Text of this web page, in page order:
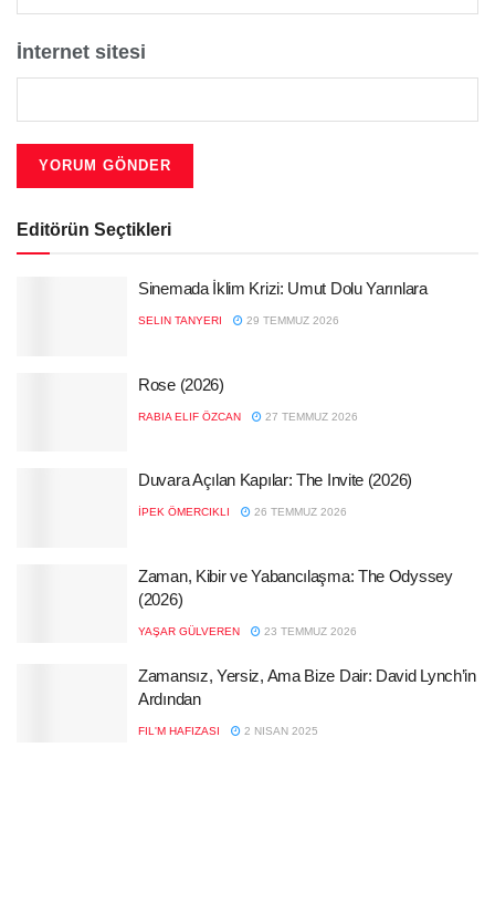
İnternet sitesi
Editörün Seçtikleri
Sinemada İklim Krizi: Umut Dolu Yarınlara
SELIN TANYERI 29 TEMMUZ 2026
Rose (2026)
RABIA ELIF ÖZCAN 27 TEMMUZ 2026
Duvara Açılan Kapılar: The Invite (2026)
İPEK ÖMERCIKLI 26 TEMMUZ 2026
Zaman, Kibir ve Yabancılaşma: The Odyssey
(2026)
YAŞAR GÜLVEREN 23 TEMMUZ 2026
Zamansız, Yersiz, Ama Bize Dair: David Lynch’in
Ardından
FIL'M HAFIZASI 2 NISAN 2025